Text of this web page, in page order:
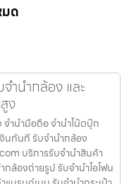
ด
านํากล้อง และ
ง
ำนำมือถือ จำนำโน๊ตบุ๊ก
นทันที รับจำนำกล้อง
บริการรับจํานําสินค้า
กล้องถ่ายรูป รับจํานําไอโฟน